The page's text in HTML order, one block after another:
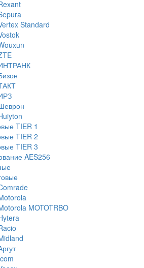
Standard
TIER 1
TIER 2
TIER 3
AES256
MOTOTRBO